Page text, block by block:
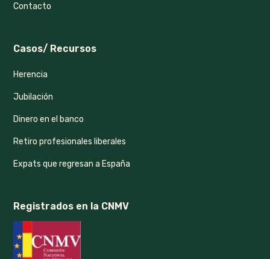
Contacto
Casos/ Recursos
Herencia
Jubilación
Dinero en el banco
Retiro profesionales liberales
Expats que regresan a España
Registrados en la CNMV